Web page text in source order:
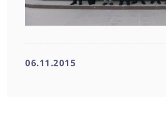
06.11.2015